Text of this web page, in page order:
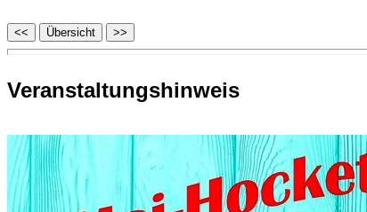
Veranstaltungshinweis